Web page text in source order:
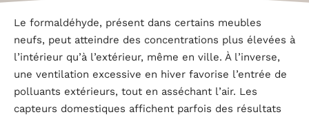
Le formaldéhyde, présent dans certains meubles
neufs, peut atteindre des concentrations plus élevées à
l’intérieur qu’à l’extérieur, même en ville. À l’inverse,
une ventilation excessive en hiver favorise l’entrée de
polluants extérieurs, tout en asséchant l’air. Les
capteurs domestiques affichent parfois des résultats